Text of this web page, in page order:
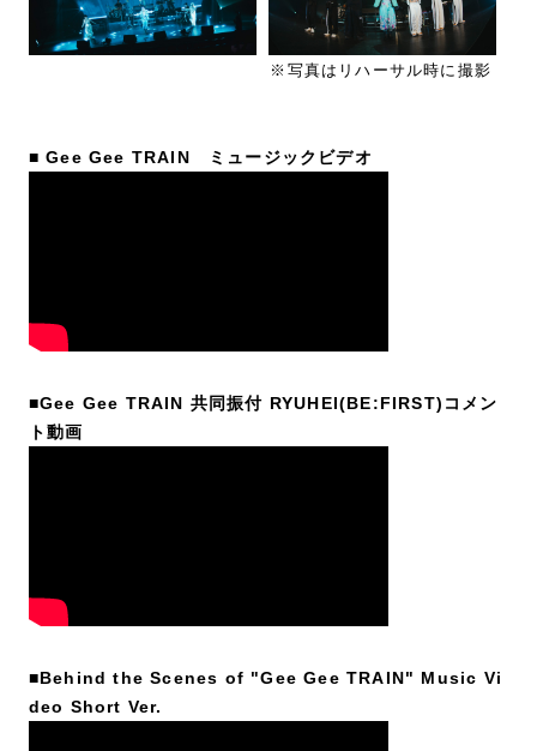
※写真はリハーサル時に撮影
■ Gee Gee TRAIN ミュージックビデオ
■Gee Gee TRAIN 共同振付 RYUHEI(BE:FIRST)コメン
ト動画
■Behind the Scenes of "Gee Gee TRAIN" Music Vi
deo Short Ver.